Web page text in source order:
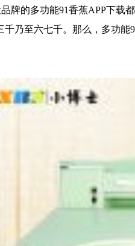
大品牌的多功能91香蕉APP下载
乃至六七千。那么，多功